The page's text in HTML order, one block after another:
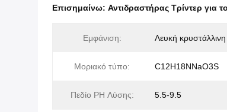
Επισημαίνω: Αντιδραστήρας Τρίντερ για
Εμφάνιση: Λευκή
Μοριακό τύπο: C12H18NNaO3S
Πεδίο PH Λύσης: 5.5-9.5